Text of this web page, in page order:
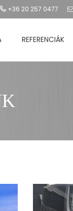
+36 20 257 0477
REFERENCIÁK